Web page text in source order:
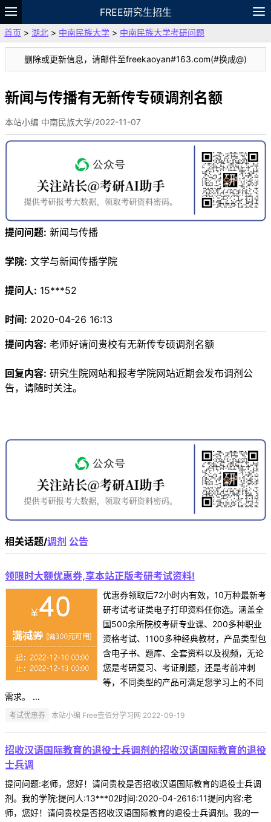
FREE研究生招生
题库
故事 专题 APP 笔记
论坛
VIP
资料
首页 > 湖北 > 中南民族大学 > 中南民族大学考研问题
删除或更新信息，请邮件至freekaoyan#163.com(#换成@)
新闻与传播有无新传专硕调剂名额
本站小编 中南民族大学/2022-11-07
提问问题: 新闻与传播
学院: 文学与新闻传播学院
提问人: 15***52
时间: 2020-04-26 16:13
提问内容: 老师好请问贵校有无新传专硕调剂名额
回复内容: 研究生院网站和报考学院网站近期会发布调剂公
告，请随时关注。
相关话题/调剂 公告
领限时大额优惠券,享本站正版考研考试资料!
优惠券领取后72小时内有效，10万种最新考
研考试考证类电子打印资料任你选。涵盖全
国500余所院校考研专业课、200多种职业
资格考试、1100多种经典教材，产品类型包
含电子书、题库、全套资料以及视频，无论
您是考研复习、考证刷题，还是考前冲刺
等，不同类型的产品可满足您学习上的不同
需求。 ...
考试优惠券 本站小编 Free壹佰分学习网 2022-09-19
招收汉语国际教育的退役士兵调剂的招收汉语国际教育的退役
士兵调
提问问题:老师，您好！请问贵校是否招收汉语国际教育的退役士兵调
剂。我的学院:提问人:13***02时间:2020-04-2616:11提问内容:老
师，您好！请问贵校是否招收汉语国际教育的退役士兵调剂。我的一